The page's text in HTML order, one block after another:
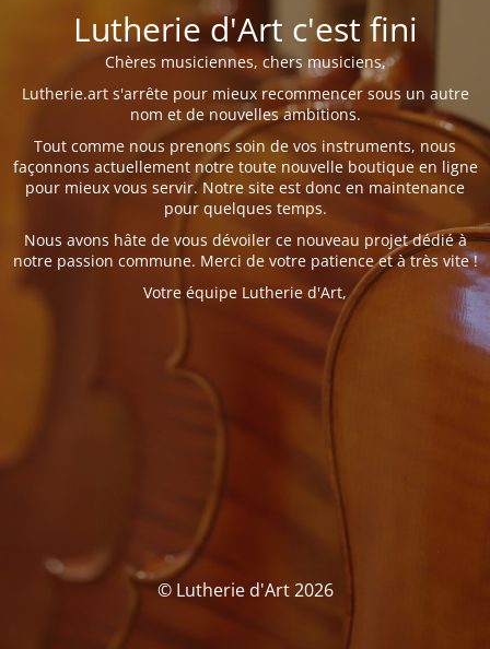
Lutherie d'Art c'est fini
Chères musiciennes, chers musiciens,
Lutherie.art s'arrête pour mieux recommencer sous un autre
nom et de nouvelles ambitions.
Tout comme nous prenons soin de vos instruments, nous
façonnons actuellement notre toute nouvelle boutique en ligne
pour mieux vous servir. Notre site est donc en maintenance
pour quelques temps.
Nous avons hâte de vous dévoiler ce nouveau projet dédié à
notre passion commune. Merci de votre patience et à très vite !
Votre équipe Lutherie d'Art,
© Lutherie d'Art 2026